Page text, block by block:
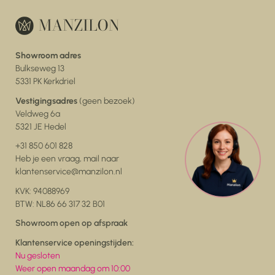
Showroom adres
Bulkseweg 13
5331 PK Kerkdriel
Vestigingsadres (geen bezoek)
Veldweg 6a
5321 JE Hedel
+31 850 601 828
Heb je een vraag, mail naar
klantenservice@manzilon.nl
KVK: 94088969
BTW: NL86 66 317 32 B01
Showroom open op afspraak
Klantenservice openingstijden:
Nu gesloten
Weer open maandag om 10:00